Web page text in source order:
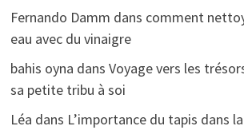
Fernando Damm dans comment
eau avec du vinaigre
bahis oyna dans Voyage vers les
sa petite tribu à soi
Léa dans L’importance du tapis dans